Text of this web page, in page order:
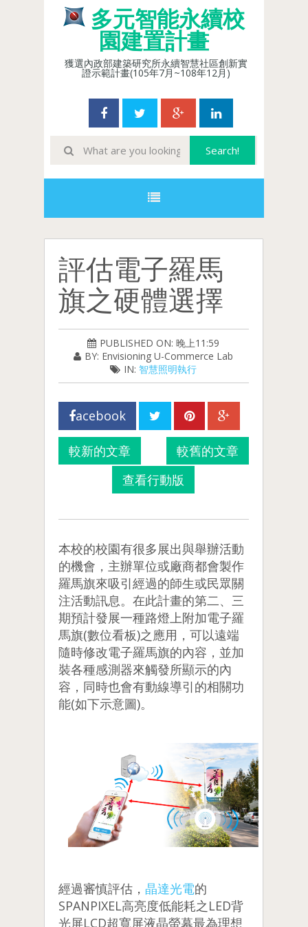
多元智能永續校
園建置計畫
獲選內政部建築研究所永續智慧社區創新實
證示範計畫(105年7月~108年12月)
評估電子羅馬
旗之硬體選擇
PUBLISHED ON: 晚上11:59
BY: Envisioning U-Commerce Lab
IN: 智慧照明執行
acebook
較新的文章
較舊的文章
查看行動版
本校的校園有很多展出與舉辦活動
的機會，主辦單位或廠商都會製作
羅馬旗來吸引經過的師生或民眾關
注活動訊息。在此計畫的第二、三
期預計發展一種路燈上附加電子羅
馬旗(數位看板)之應用，可以遠端
隨時修改電子羅馬旗的內容，並加
裝各種感測器來觸發所顯示的內
容，同時也會有動線導引的相關功
能(如下示意圖)。
經過審慎評估， 晶達光電的
SPANPIXEL高亮度低能耗之LED背
光屏LCD超寬屏液晶螢幕最為理想